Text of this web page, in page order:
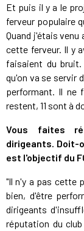
Et puis il y a le
ferveur populaire
Quand j'étais
cette ferveur. Il y
faisaient du
qu'on va se servir
performant. Il ne
restent, 11 sont à
Vous faites
dirigeants. Doit-
est l'objectif du
"Il n'y a pas cette
bien, d'être
dirigeants
réputation du